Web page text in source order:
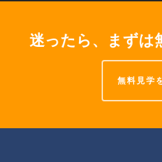
迷ったら、まずは
無料見学